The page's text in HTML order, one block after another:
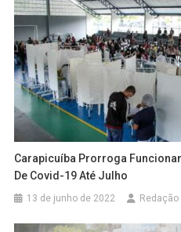
Carapicuíba Prorroga
De Covid-19 Até Julho
13 de junho de 2022 Redação